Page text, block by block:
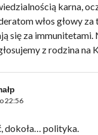
karna,
włos głowy za
się za immunitetami.
z rodzina na
22:56
dokoła… polityka.